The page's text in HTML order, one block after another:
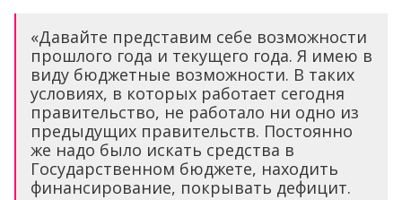
«Давайте представим себе возможности
прошлого года и текущего года. Я имею в
виду бюджетные возможности. В таких
условиях, в которых работает сегодня
правительство, не работало ни одно из
предыдущих правительств. Постоянно
же надо было искать средства в
Государственном бюджете, находить
финансирование, покрывать дефицит.